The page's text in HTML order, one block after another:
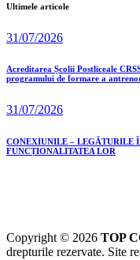
Ultimele articole
31/07/2026
Acreditarea Școlii Postliceale
programului de formare a
31/07/2026
CONEXIUNILE – LEGĂTURILE
FUNCȚIONALITATEA LOR
Copyright © 2026 TOP
drepturile rezervate. Site